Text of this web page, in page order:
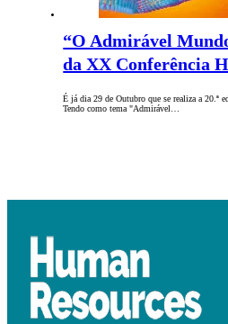
“O Admirável
da XX Conferência
É já dia 29 de Outubro que se realiza a 20.ª
Tendo como tema "Admirável…